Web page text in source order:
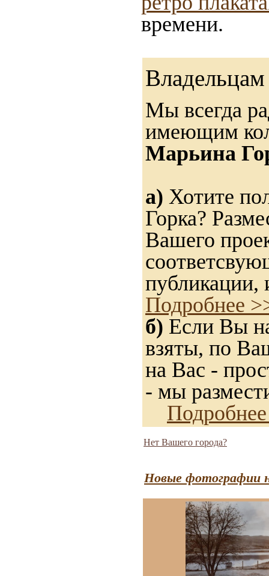
времени.
Мы всегда
имеющим
Марьина
а) Хотите
Горка?
Вашего
публикации,
Подробнее
б) Если Вы
взяты, по
на Вас -
- мы
Нет Вашего города?
Новые фотографии